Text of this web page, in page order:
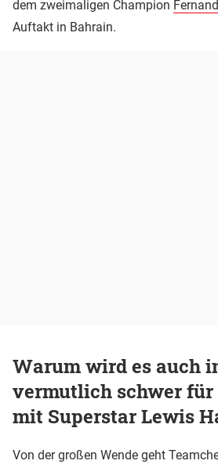
dem zweimaligen Champion
Auftakt in Bahrain.
Warum wird es auch
vermutlich schwer für
mit Superstar Lewis
Von der großen Wende geht